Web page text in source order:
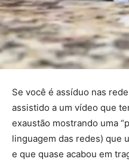
Se você é assíduo nas
assistido a um vídeo que
exaustão mostrando uma
linguagem das redes) que
e que quase acabou em